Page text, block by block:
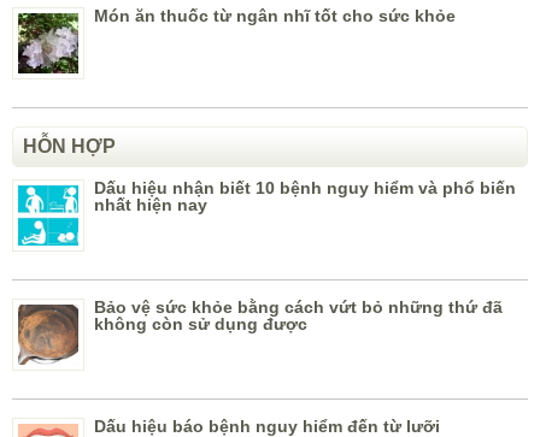
Món ăn thuốc từ ngân nhĩ tốt cho sức khỏe
HỖN HỢP
Dấu hiệu nhận biết 10 bệnh nguy hiểm và phổ biến
nhất hiện nay
Bảo vệ sức khỏe bằng cách vứt bỏ những thứ đã
không còn sử dụng được
Dấu hiệu báo bệnh nguy hiểm đến từ lưỡi